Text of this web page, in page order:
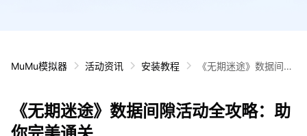
MuMu模拟器 活动资讯 安装教程
《无期迷途》数据间隙
《无期迷途》数据间隙活动全攻略：助